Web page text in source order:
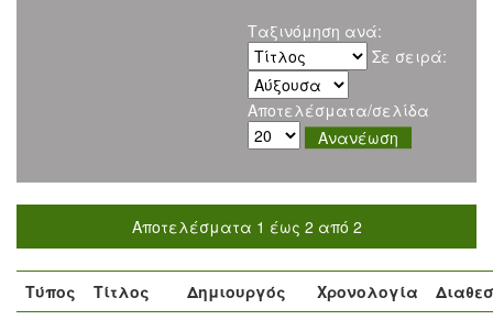
Ταξινόμηση ανά:
Σε σειρά:
Αποτελέσματα/σελίδα
Αποτελέσματα 1 έως 2 από 2
Τύπος Τίτλος Δημιουργός Χρονολογία